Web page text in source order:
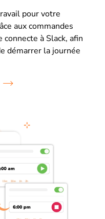
pour votre
aux commandes
connecte à Slack, afin
démarrer la journée